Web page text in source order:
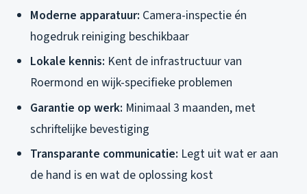
Moderne apparatuur: Camera-inspectie én
hogedruk reiniging beschikbaar
Lokale kennis: Kent de infrastructuur van
Roermond en wijk-specifieke problemen
Garantie op werk: Minimaal 3 maanden, met
schriftelijke bevestiging
Transparante communicatie: Legt uit wat er aan
de hand is en wat de oplossing kost